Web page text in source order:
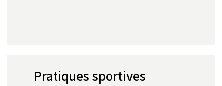
Pratiques sportives